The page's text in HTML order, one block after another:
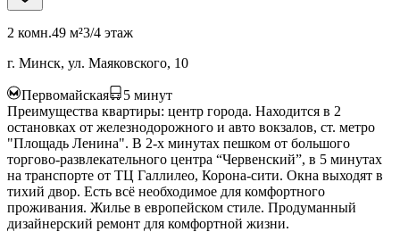
2 комн.49 м²3/4 этаж
г. Минск, ул. Маяковского, 10
Первомайская 5 минут
Преимущества квартиры: центр города. Находится в 2
остановках от железнодорожного и авто вокзалов, ст. метро
"Площадь Ленина". В 2-х минутах пешком от большого
торгово-развлекательного центра “Червенский”, в 5 минутах
на транспорте от ТЦ Галлилео, Корона-сити. Окна выходят в
тихий двор. Есть всё необходимое для комфортного
проживания. Жилье в европейском стиле. Продуманный
дизайнерский ремонт для комфортной жизни.